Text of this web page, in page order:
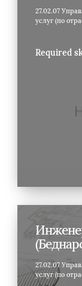
27.02.07
услуг (по
Required
27.02.07
услуг (по